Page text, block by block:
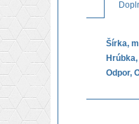
Šírka,
Odpor,